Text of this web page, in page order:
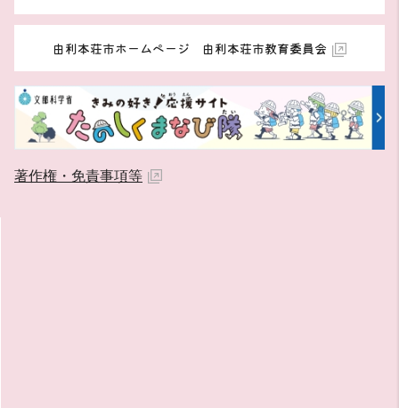
由利本荘市ホームページ 由利本荘市教育委員会
著作権・免責事項等